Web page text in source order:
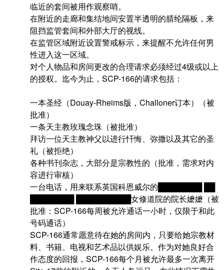
临近的套间被用作观察哨。
在附近的走廊和集结地间安置半透明的腈纶隔板，来
阻挡监管套间和外部大厅的视线。
在监管区域附近设置警戒标示，来提醒不允许任何男
性进入这一区域。
对个人物品和房间更改的合理请求必须经过4级或以上
的授权。迄今为止，SCP-166的请求包括：
一本圣经（Douay-Rheims版，Challoner订本）（被
批准）
一条天主教玫瑰念珠（被批准）
拜访一位天主教神父以进行忏悔、弥撒以及其它的圣
礼（被拒绝）
各种书刊杂志，大部分是宗教性的（批准，需求对内
容进行审核）
一台电话，用来联系英国科恩威尔的████████ ██
████████ ██████████女修道院的院长嬷嬷（被
批准：SCP-166每周被允许通话一小时，仅限于和此
号码通话）
SCP-166通常愿意待在她的房间内，只要给她宗教材
料、书籍、电视和艺术品以供娱乐。作为对她良好合
作态度的回报，SCP-166每个月被允许最多一次离开